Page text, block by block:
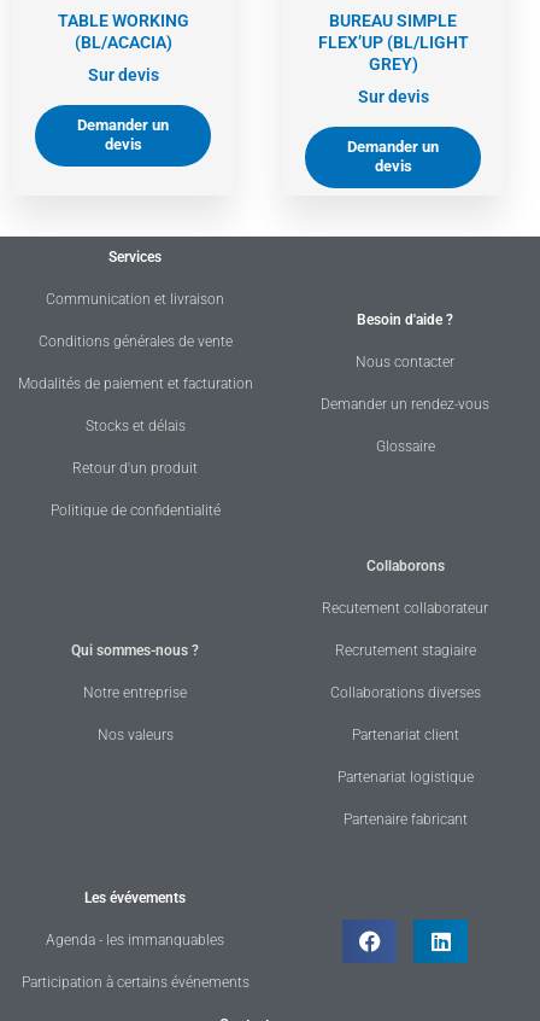
TABLE WORKING
(BL/ACACIA)
Sur devis
Demander un
devis
BUREAU SIMPLE
FLEX’UP (BL/LIGHT
GREY)
Sur devis
Demander un
devis
Services
Communication et livraison
Conditions générales de vente
Modalités de paiement et facturation
Stocks et délais
Retour d'un produit
Politique de confidentialité
Besoin d'aide ?
Nous contacter
Demander un rendez-vous
Glossaire
Qui sommes-nous ?
Notre entreprise
Nos valeurs
Collaborons
Recutement collaborateur
Recrutement stagiaire
Collaborations diverses
Partenariat client
Partenariat logistique
Partenaire fabricant
Les évévements
Agenda - les immanquables
Participation à certains événements